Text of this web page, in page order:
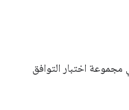
اختبار التوافق